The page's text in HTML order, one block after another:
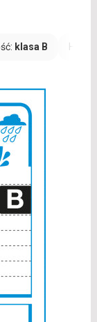
klasa B